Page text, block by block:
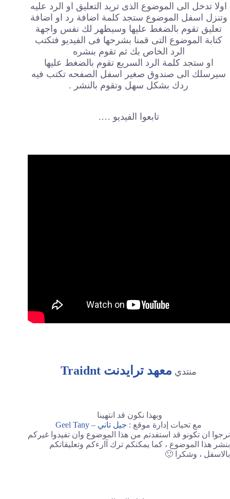
اولا تدخل الى الموضوع الذى تريد التعليق او الرد عليه
وتنزل اسفل الموضوع ستجد كلمة اضافة رد او اضافة
تعليق تقوم بالضغط عليها وسيظهر لك نفس واجهة
كتابة الموضوع التى قمنا بشرحها فى الفيديو فتكتب
الرد الخاص بك ثم تقوم بنشره
او ستجد كلمة الرد السريع تقوم بالضغط عليها
سيرسلك الى صندوق صغير اسفل الصفحه تكتب فيه
ردك بشكل سهل وتقوم بالنشر .
تابعوا الفيديو ….
منتدي معهد ترايدنت Traidnt
وبهذا نكون قد انتهينا
مع تحيات إدارة موقع : جيل تاني – Geel Tany
نرجوا ان تكونو قد استفدتم من هذا الموضوع وان تفيدوا غيركم
بنشر هذا الموضوع ، كما يمكنكم ترك آارءكم وتعليقاتكم
بالاسفل ، وشكرا 🙂